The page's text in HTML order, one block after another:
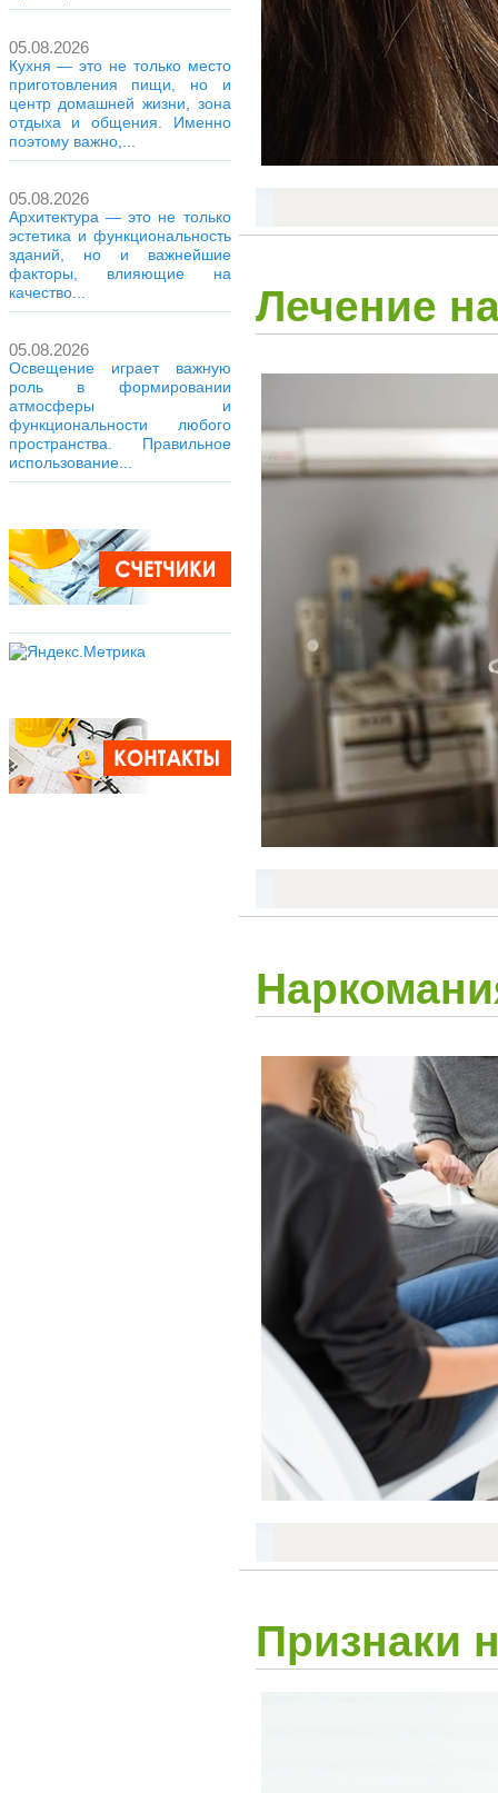
05.08.2026
Кухня — это не только место
приготовления пищи, но и
центр домашней жизни, зона
отдыха и общения. Именно
поэтому важно,...
05.08.2026
Архитектура — это не только
эстетика и функциональность
зданий, но и важнейшие
факторы, влияющие на
качество...
05.08.2026
Освещение играет важную
роль в формировании
атмосферы и
функциональности любого
пространства. Правильное
использование...
Лечение
Признаки